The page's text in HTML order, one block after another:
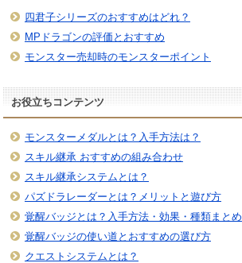
四君子シリーズのおすすめはどれ？
MPドラゴンの評価とおすすめ
モンスター売却時のモンスターポイント
お役立ちコンテンツ
モンスターメダルとは？入手方法は？
スキル継承 おすすめの組み合わせ
スキル継承システムとは？
パズドラレーダーとは？メリットと遊び方
覚醒バッジとは？入手方法・効果・種類まとめ
覚醒バッジの使い道とおすすめの選び方
クエストシステムとは？